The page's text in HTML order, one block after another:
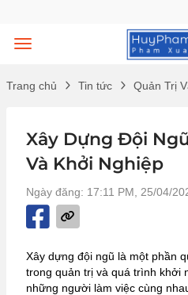
Trang chủ Tin tức Quản Trị
Xây Dựng Đội
Và Khởi Nghiệp
Ngày đăng: 17:11 PM, 25/04/
Xây dựng đội ngũ là một phần
trong quản trị và quá trình khởi
những người làm việc cùng